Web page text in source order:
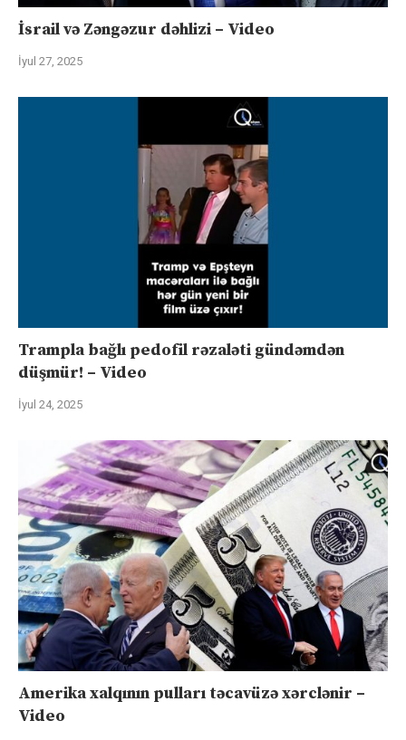
İsrail və Zəngəzur dəhlizi – Video
İyul 27, 2025
Trampla bağlı pedofil rəzaləti gündəmdən
düşmür! – Video
İyul 24, 2025
Amerika xalqının pulları təcavüzə xərclənir –
Video